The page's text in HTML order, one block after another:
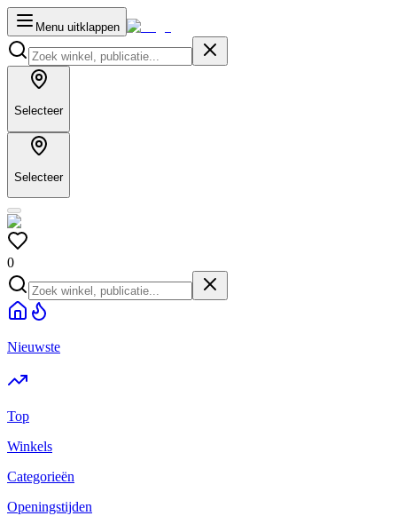
Menu uitklappen
Selecteer
Selecteer
0
Nieuwste
Top
Winkels
Categorieën
Openingstijden